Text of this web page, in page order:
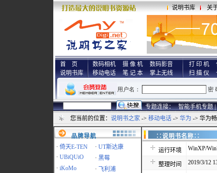
说明书库 关
首 页
说明书库
数码相机 摄 像 机
数码影音
移动电话
笔 记 本 掌上无线
打 印 机
扫 描 仪
专题连接： 智能手机专题 |
您当前的位置： 说明书之家 -> 移动电话 -> 华为 -> 华为
品牌导航
· 倚天E-TEN · UT斯达康
· UBiQUiO · 黑莓
· iKoMo ·
飞利浦
∷说明书名
运行环境 WinXP/
整理时间 2019/3/12